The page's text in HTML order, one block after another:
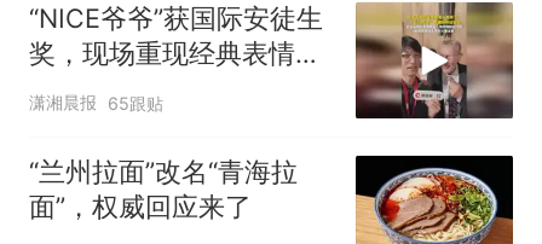
“NICE爷爷”获国际安徒生
奖，现场重现经典表情
包，向中国粉丝问好
潇湘晨报 65跟贴
“兰州拉面”改名“青海拉
面”，权威回应来了